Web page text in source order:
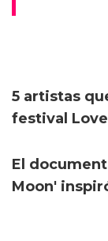
5 artistas
festival
El
Moon'